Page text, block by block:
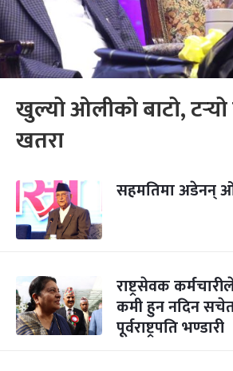
खुल्यो ओलीको बाटो, टर्‍यो
खतरा
सहमतिमा अडेनन्
राष्ट्रसेवक
कमी हुन नदिन
पूर्वराष्ट्रपति भण्डारी